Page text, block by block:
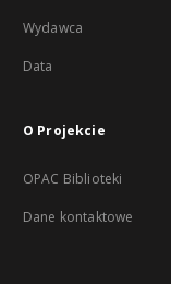
Wydawca
Data
O Projekcie
OPAC Biblioteki
Dane kontaktowe